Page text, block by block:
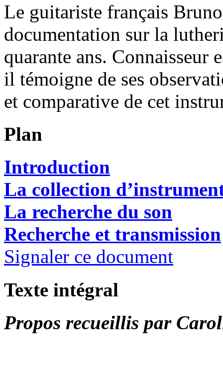
Le guitariste français
documentation sur la
quarante ans. Connaisseur
il témoigne de ses
et comparative de cet
Plan
Introduction
La collection
La recherche du son
Recherche et transmission
Signaler ce document
Texte intégral
Propos recueillis par